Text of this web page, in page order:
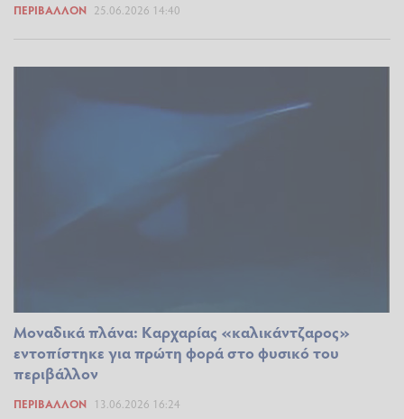
ΠΕΡΙΒΆΛΛΟΝ 25.06.2026 14:40
Μοναδικά πλάνα: Καρχαρίας «καλικάντζαρος»
εντοπίστηκε για πρώτη φορά στο φυσικό του
περιβάλλον
ΠΕΡΙΒΆΛΛΟΝ 13.06.2026 16:24